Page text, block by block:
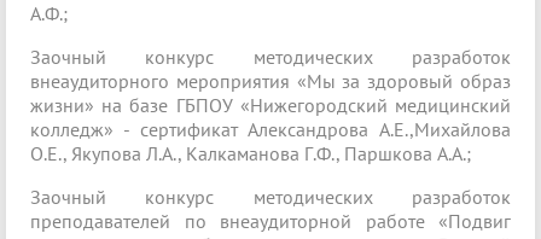
А.Ф.;
Заочный конкурс методических разработок
внеаудиторного мероприятия «Мы за здоровый образ
жизни» на базе ГБПОУ «Нижегородский медицинский
колледж» - сертификат Александрова А.Е.,Михайлова
О.Е., Якупова Л.А., Калкаманова Г.Ф., Паршкова А.А.;
Заочный конкурс методических разработок
преподавателей по внеаудиторной работе «Подвиг